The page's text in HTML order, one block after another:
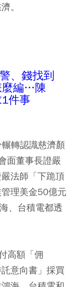
。
、錢找到
麼編…陳
件事
轉認識慈濟顏
面董事長證嚴
法師「下跪頂
理美金50億元
、台積電都透
高額「佣
意向書」採買